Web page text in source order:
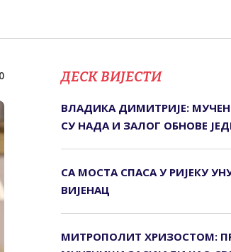
ДЕСК ВИЈЕСТИ
ВЛАДИКА ДИМИТРИЈЕ:
СУ НАДА И ЗАЛОГ ОБНОВЕ
СА МОСТА СПАСА У РИЈЕКУ
ВИЈЕНАЦ
МИТРОПОЛИТ ХРИЗОСТОМ: